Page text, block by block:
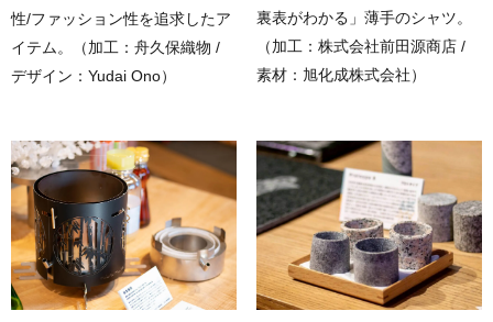
性/ファッション性を追求したア
イテム。（加工：舟久保織物 /
デザイン：Yudai Ono）
裏表がわかる」薄手のシャツ。
（加工：株式会社前田源商店 /
素材：旭化成株式会社）